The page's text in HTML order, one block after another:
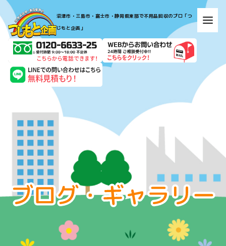
​​​​​​​​​​​​​​​​​​​​​沼津市・三島市・富士市・静岡県東部で不用品回収のプロ「つ
じもと企画」​​​​​​​
お
知